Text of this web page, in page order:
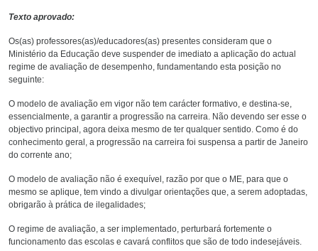
Texto aprovado:
Os(as) professores(as)/educadores(as) presentes consideram que o
Ministério da Educação deve suspender de imediato a aplicação do actual
regime de avaliação de desempenho, fundamentando esta posição no
seguinte:
O modelo de avaliação em vigor não tem carácter formativo, e destina-se,
essencialmente, a garantir a progressão na carreira. Não devendo ser esse o
objectivo principal, agora deixa mesmo de ter qualquer sentido. Como é do
conhecimento geral, a progressão na carreira foi suspensa a partir de Janeiro
do corrente ano;
O modelo de avaliação não é exequível, razão por que o ME, para que o
mesmo se aplique, tem vindo a divulgar orientações que, a serem adoptadas,
obrigarão à prática de ilegalidades;
O regime de avaliação, a ser implementado, perturbará fortemente o
funcionamento das escolas e cavará conflitos que são de todo indesejáveis.